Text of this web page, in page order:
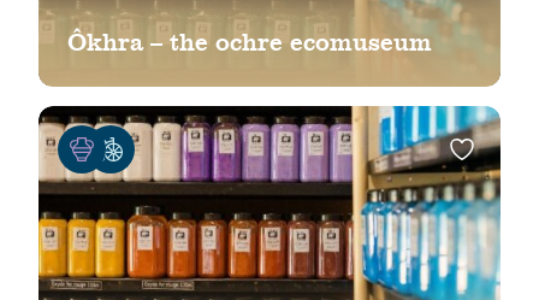
Ôkhra – the ochre ecomuseum